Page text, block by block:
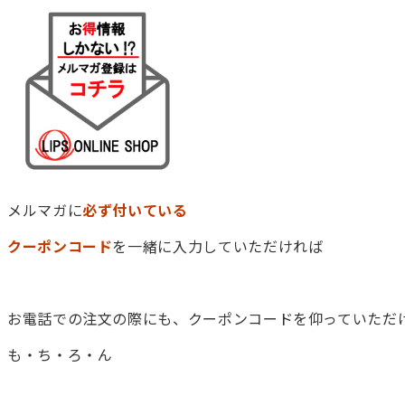
メルマガに必ず付いている
クーポンコードを一緒に入力していただければ
お電話での注文の際にも、クーポンコードを仰っていただ
も・ち・ろ・ん